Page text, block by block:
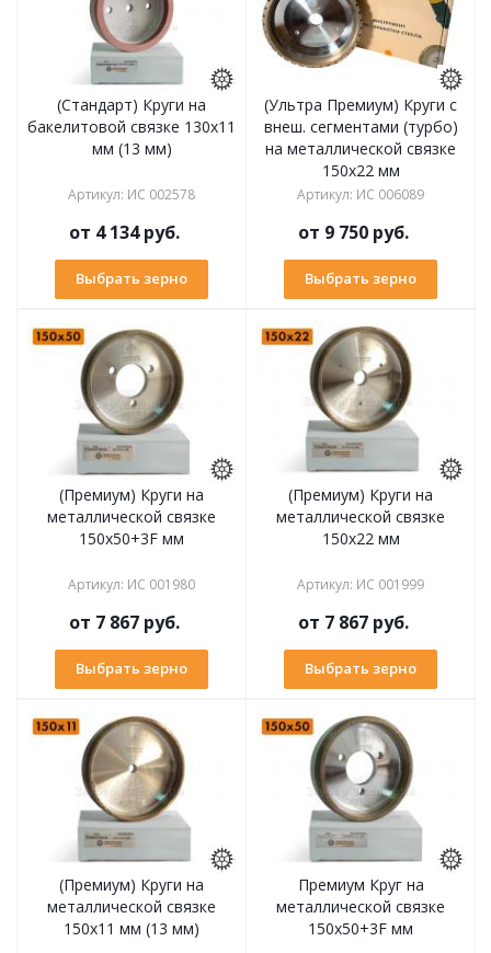
(Стандарт) Круги на
бакелитовой связке 130х11
мм (13 мм)
Артикул: ИС 002578
от 4 134 руб.
Выбрать зерно
(Ультра Премиум) Круги с
внеш. сегментами (турбо)
на металлической связке
150х22 мм
Артикул: ИС 006089
от 9 750 руб.
Выбрать зерно
(Премиум) Круги на
металлической связке
150х50+3F мм
Артикул: ИС 001980
от 7 867 руб.
Выбрать зерно
(Премиум) Круги на
металлической связке
150х22 мм
Артикул: ИС 001999
от 7 867 руб.
Выбрать зерно
(Премиум) Круги на
металлической связке
150х11 мм (13 мм)
Премиум Круг на
металлической связке
150х50+3F мм